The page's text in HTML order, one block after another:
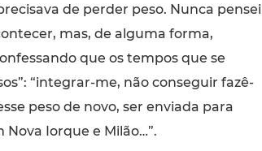
de perder peso. Nunca pensei
mas, de alguma forma,
que os tempos que se
“integrar-me, não conseguir fazê-
peso de novo, ser enviada para
Nova Iorque e Milão…”.